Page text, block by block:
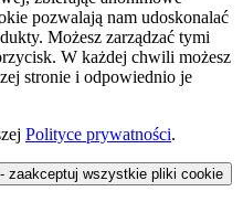
pozwalają nam udoskonalać
Możesz zarządzać tymi
W każdej chwili możesz
stronie i odpowiednio je
Polityce prywatności.
zaakceptuj wszystkie pliki cookie